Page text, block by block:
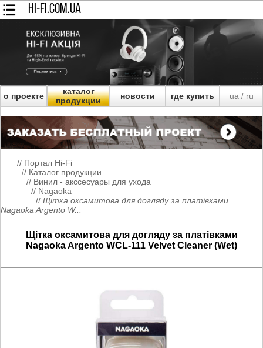
HI-FI.COM.UA
о проекте
каталог
продукции
новости где купить ua/ ru
// Портал Hi-Fi
// Каталог продукции
// Винил - акссесуары для ухода
// Nagaoka
// Щітка оксамитова для догляду за платівками
Nagaoka Argento W...
Щітка оксамитова для догляду за платівками
Nagaoka Argento WCL-111 Velvet Cleaner (Wet)